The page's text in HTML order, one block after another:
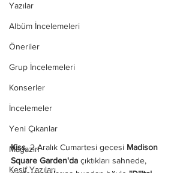
Yazılar
Albüm İncelemeleri
Öneriler
Grup İncelemeleri
Konserler
İncelemeler
Yeni Çıkanlar
Magazin
Keşif Yazıları
Kiss, 2 Aralık Cumartesi gecesi Madison
Square Garden'da çıktıkları sahnede,